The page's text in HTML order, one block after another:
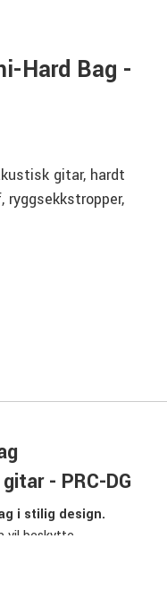
Hard Bag -
gitar, hardt
- PRC-DG
i stilig design.
vil beskytte
tur? Da er denne
for deg. Med